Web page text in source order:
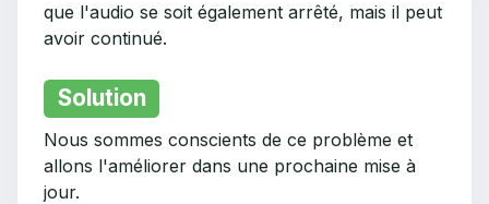
que l'audio se soit également arrêté, mais il peut
avoir continué.
Solution
Nous sommes conscients de ce problème et
allons l'améliorer dans une prochaine mise à
jour.